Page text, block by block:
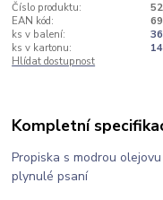
Číslo produktu:
EAN kód:
ks v balení:
36
ks v kartonu:
Hlídat dostupnost
Kompletní
Propiska s modrou
plynulé psaní